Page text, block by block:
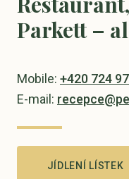
Parkett –
Mobile: +420 724
E-mail:
JÍDLENÍ LÍSTEK